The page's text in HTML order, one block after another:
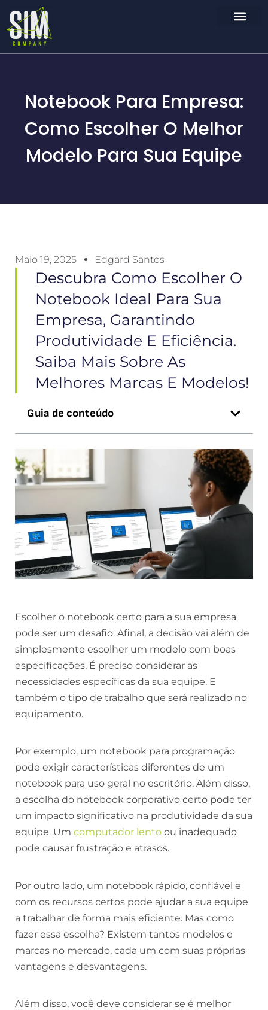
Notebook Para Empresa:
Como Escolher O Melhor
Modelo Para Sua Equipe
Maio 19, 2025 Edgard Santos
Descubra Como Escolher O
Notebook Ideal Para Sua
Empresa, Garantindo
Produtividade E Eficiência.
Saiba Mais Sobre As
Melhores Marcas E Modelos!
Guia de conteúdo
Escolher o notebook certo para a sua empresa
pode ser um desafio. Afinal, a decisão vai além de
simplesmente escolher um modelo com boas
especificações. É preciso considerar as
necessidades específicas da sua equipe. E
também o tipo de trabalho que será realizado no
equipamento.
Por exemplo, um notebook para programação
pode exigir características diferentes de um
notebook para uso geral no escritório. Além disso,
a escolha do notebook corporativo certo pode ter
um impacto significativo na produtividade da sua
equipe. Um computador lento ou inadequado
pode causar frustração e atrasos.
Por outro lado, um notebook rápido, confiável e
com os recursos certos pode ajudar a sua equipe
a trabalhar de forma mais eficiente. Mas como
fazer essa escolha? Existem tantos modelos e
marcas no mercado, cada um com suas próprias
vantagens e desvantagens.
Além disso, você deve considerar se é melhor